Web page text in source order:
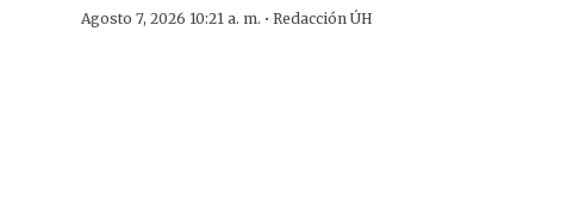
Agosto 7, 2026 10:21 a. m. · Redacción ÚH